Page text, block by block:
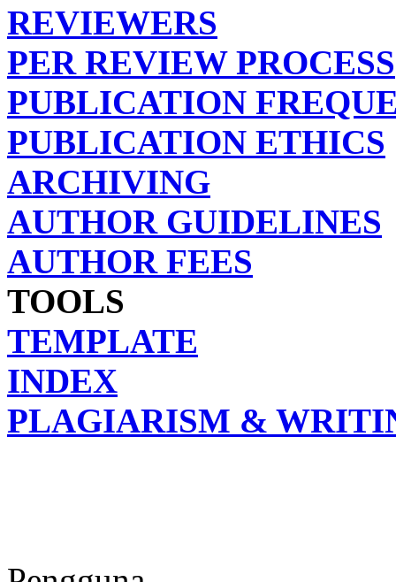
REVIEWERS
PER REVIEW PROCESS
PUBLICATION
PUBLICATION ETHICS
ARCHIVING
AUTHOR GUIDELINES
AUTHOR FEES
TOOLS
TEMPLATE
INDEX
PLAGIARISM &